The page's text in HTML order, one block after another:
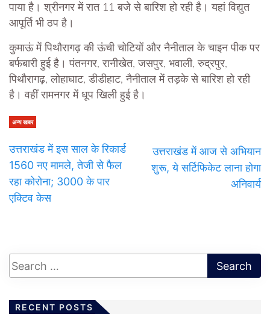
पाया है। श्रीनगर में रात 11 बजे से बारिश हो रही है। यहां विद्युत
आपूर्ति भी ठप है।
कुमाऊं में पिथौरागढ़ की ऊंची चोटियों और नैनीताल के चाइन पीक पर
बर्फबारी हुई है। पंतनगर, रानीखेत, जसपुर, भवाली, रुद्रपुर,
पिथौरागढ़, लोहाघाट, डीडीहाट, नैनीताल में तड़के से बारिश हो रही
है। वहीं रामनगर में धूप खिली हुई है।
अन्य खबर
उत्तराखंड में इस साल के रिकार्ड
1560 नए मामले, तेजी से फैल
रहा कोरोना; 3000 के पार
एक्टिव केस
उत्तराखंड में आज से अभियान
शुरू, ये सर्टिफिकेट लाना होगा
अनिवार्य
RECENT POSTS